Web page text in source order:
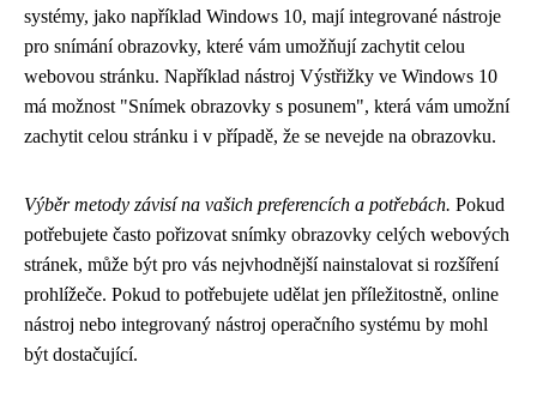
systémy, jako například Windows 10, mají integrované nástroje
pro snímání obrazovky, které vám umožňují zachytit celou
webovou stránku. Například nástroj Výstřižky ve Windows 10
má možnost "Snímek obrazovky s posunem", která vám umožní
zachytit celou stránku i v případě, že se nevejde na obrazovku.
Výběr metody závisí na vašich preferencích a potřebách. Pokud
potřebujete často pořizovat snímky obrazovky celých webových
stránek, může být pro vás nejvhodnější nainstalovat si rozšíření
prohlížeče. Pokud to potřebujete udělat jen příležitostně, online
nástroj nebo integrovaný nástroj operačního systému by mohl
být dostačující.